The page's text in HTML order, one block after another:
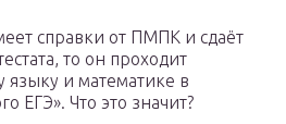
справки от ПМПК и сдаёт
то он проходит
языку и математике в
ЕГЭ». Что это значит?